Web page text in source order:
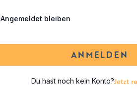
Angemeldet bleiben
ANMELDEN
Du hast noch kein Konto?Jetzt